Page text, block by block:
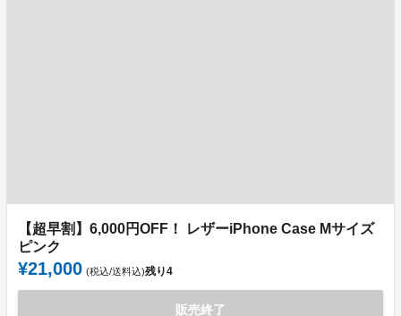
【超早割】6,000円OFF！ レザーiPhone Case Mサイズ
ピンク
¥21,000 (税込/送料込)残り4
販売終了